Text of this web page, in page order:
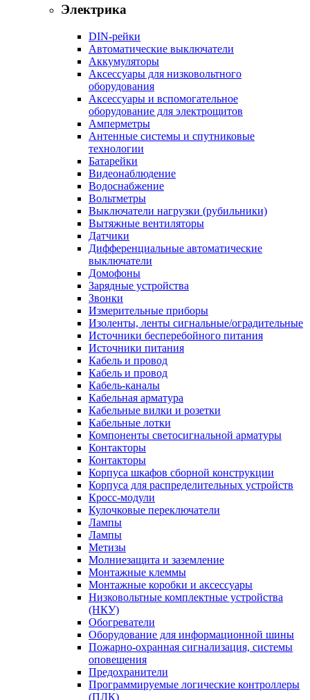
Электрика
DIN-рейки
Автоматические выключатели
Аккумуляторы
Аксессуары для низковольтного
оборудования
Аксессуары и вспомогательное
оборудование для электрощитов
Амперметры
Антенные системы и спутниковые
технологии
Батарейки
Видеонаблюдение
Водоснабжение
Вольтметры
Выключатели нагрузки (рубильники)
Вытяжные вентиляторы
Датчики
Дифференциальные автоматические
выключатели
Домофоны
Зарядные устройства
Звонки
Измерительные приборы
Изоленты, ленты сигнальные/оградительные
Источники бесперебойного питания
Источники питания
Кабель и провод
Кабель и провод
Кабель-каналы
Кабельная арматура
Кабельные вилки и розетки
Кабельные лотки
Компоненты светосигнальной арматуры
Контакторы
Контакторы
Корпуса шкафов сборной конструкции
Корпуса для распределительных устройств
Кросс-модули
Кулочковые переключатели
Лампы
Лампы
Метизы
Молниезащита и заземление
Монтажные клеммы
Монтажные коробки и аксессуары
Низковольтные комплектные устройства
(НКУ)
Обогреватели
Оборудование для информационной шины
Пожарно-охранная сигнализация, системы
оповещения
Предохранители
Программируемые логические контроллеры
(ПЛК)